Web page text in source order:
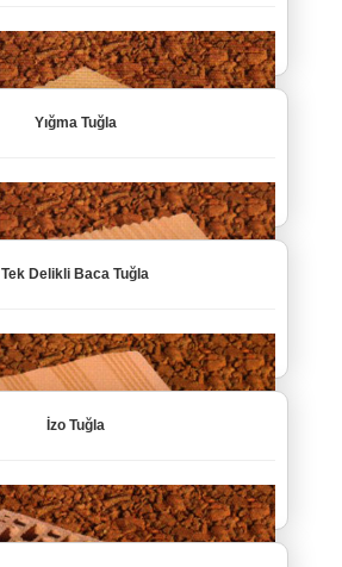
Yığma Tuğla
Tek Delikli Baca Tuğla
İzo Tuğla